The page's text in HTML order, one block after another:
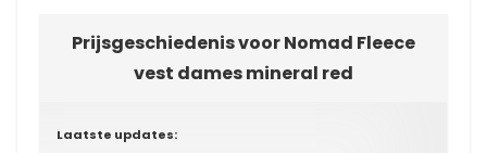
Prijsgeschiedenis voor Nomad Fleece
vest dames mineral red
Laatste updates: